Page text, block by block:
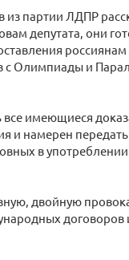
партии ЛДПР
депутата, они
россиянам
Олимпиады и
имеющиеся
и намерен
в
двойную
договоров